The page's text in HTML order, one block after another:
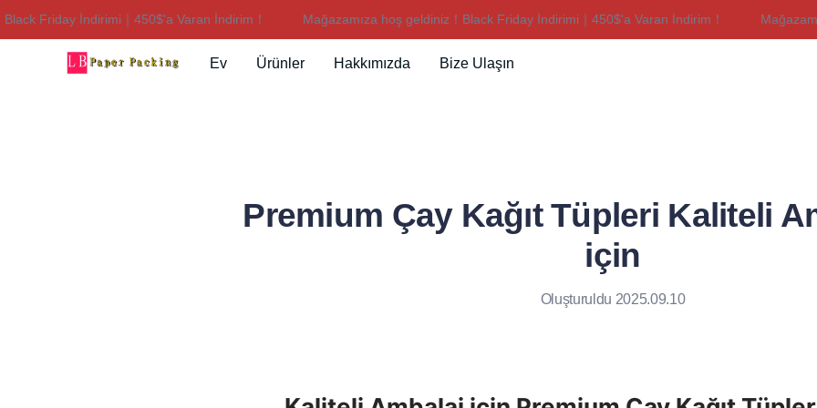
Friday İndirimi｜450$'a Varan İndirim！ Mağazamıza hoş geldiniz！Black Friday İndirimi｜450$'a Varan İndirim！
Mağazamıza hoş geldiniz！
Ev Ürünler Hakkımızda Bize Ulaşın
Premium Çay Kağıt Tüpleri Kaliteli
için
Oluşturuldu 2025.09.10